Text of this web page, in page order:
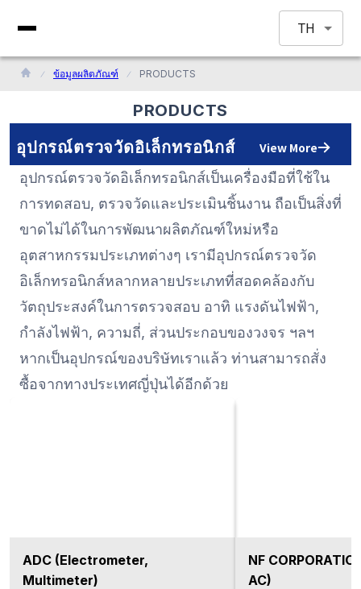
TH
ข้อมูลผลิตภัณฑ์ PRODUCTS
PRODUCTS
อุปกรณ์ตรวจวัดอิเล็กทรอนิกส์ View More
อุปกรณ์ตรวจวัดอิเล็กทรอนิกส์เป็นเครื่องมือที่ใช้ใน
การทดสอบ, ตรวจวัดและประเมินชิ้นงาน ถือเป็นสิ่งที่
ขาดไม่ได้ในการพัฒนาผลิตภัณฑ์ใหม่หรือ
อุตสาหกรรมประเภทต่างๆ เรามีอุปกรณ์ตรวจวัด
อิเล็กทรอนิกส์หลากหลายประเภทที่สอดคล้องกับ
วัตถุประสงค์ในการตรวจสอบ อาทิ แรงดันไฟฟ้า,
กำลังไฟฟ้า, ความถี่, ส่วนประกอบของวงจร ฯลฯ
หากเป็นอุปกรณ์ของบริษัทเราแล้ว ท่านสามารถสั่ง
ซื้อจากทางประเทศญี่ปุ่นได้อีกด้วย
ADC (Electrometer,
Multimeter)
NF
AC)